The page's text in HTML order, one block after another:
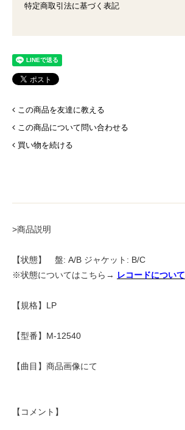
特定商取引法に基づく表記
この商品を友達に教える
この商品について問い合わせる
買い物を続ける
>商品説明
【状態】 盤: A/B ジャケット: B/C
※状態についてはこちら→ レコードについて
【規格】LP
【型番】M-12540
【曲目】商品画像にて
【コメント】